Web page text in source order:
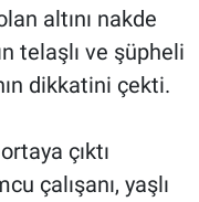
altını nakde
telaşlı ve şüpheli
dikkatini çekti.
çıktı
çalışanı, yaşlı